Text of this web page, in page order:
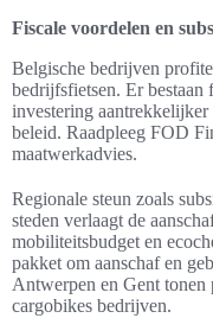
Fiscale voordelen en
Belgische bedrijven
bedrijfsfietsen. Er bestaan
investering aantrekkelijker
beleid. Raadpleeg FOD
maatwerkadvies.
Regionale steun zoals
steden verlaagt de
mobiliteitsbudget en
pakket om aanschaf en
Antwerpen en Gent tonen
cargobikes bedrijven.